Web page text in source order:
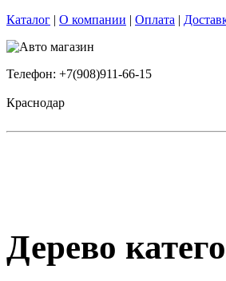
Каталог | О компании | Оплата |
Телефон: +7(908)911-66-15
Краснодар
Дерево